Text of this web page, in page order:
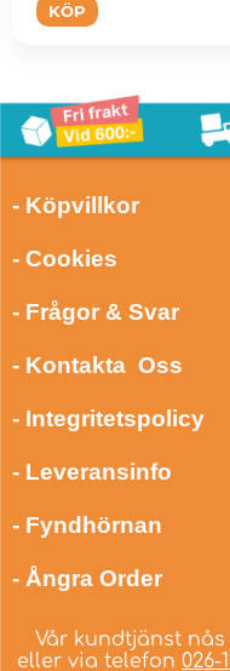
KÖP
- Köpvillkor
- Cookies
- Frågor & Svar
- Kontakta Oss
- Integritetspolicy
- Leveransinfo
- Fyndhörnan
- Ångra Order
Vår kundtjänst nås
eller via telefon 026-